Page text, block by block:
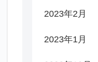
2023年2月
2023年1月